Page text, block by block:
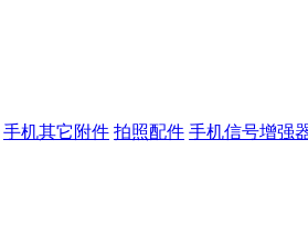
手机其它附件 拍照配件 手机信号增强